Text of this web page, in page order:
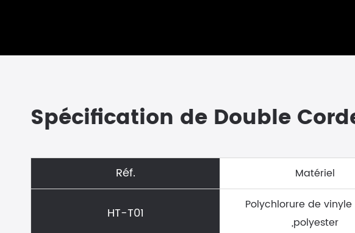
Spécification de Double
Réf. Matériel
HT-T01
Polychlorure de
,polyester